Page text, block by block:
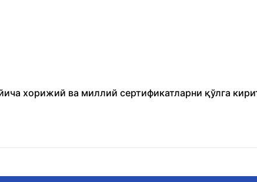
хорижий ва миллий сертификатларни қўлга